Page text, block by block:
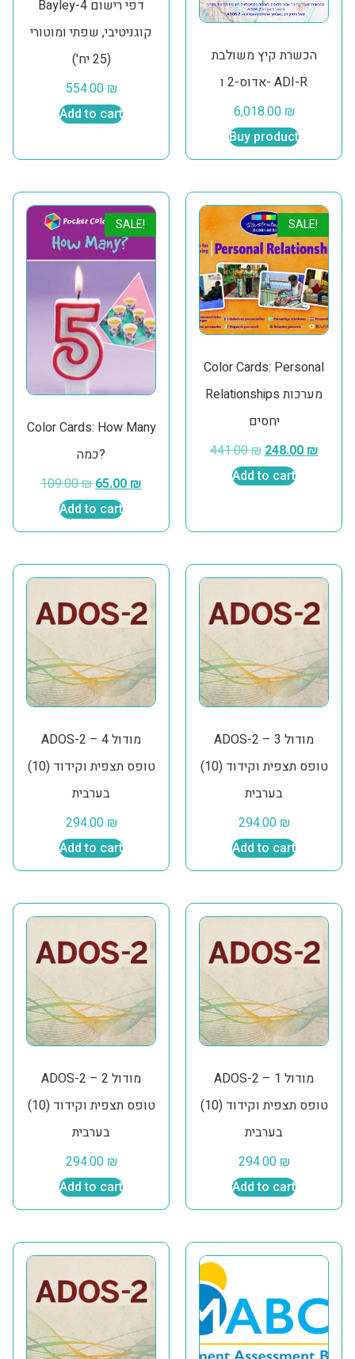
Bayley-4 דפי רישום
קוגניטיבי, שפתי ומוטורי
(25 יח')
554.00 ₪
Add to cart
הכשרת קיץ משולבת
אדוס-2 ו- ADI-R
6,018.00 ₪
Buy product
SALE!
Color Cards: How Many
כמה?
109.00₪ 65.00 ₪
Add to cart
SALE!
Color Cards: Personal
Relationships מערכות
יחסים
441.00₪248.00₪
Add to cart
ADOS-2 מודול 4 –
טופס תצפית וקידוד (10)
בערבית
294.00 ₪
Add to cart
ADOS-2 מודול 3 –
טופס תצפית וקידוד (10)
בערבית
294.00 ₪
Add to cart
ADOS-2 מודול 2 –
טופס תצפית וקידוד (10)
בערבית
294.00 ₪
Add to cart
ADOS-2 מודול 1 –
טופס תצפית וקידוד (10)
בערבית
294.00 ₪
Add to cart